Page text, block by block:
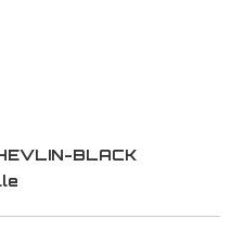
BLACK